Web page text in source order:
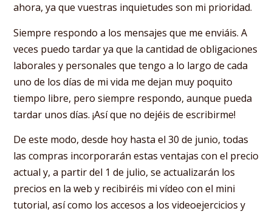
ahora, ya que vuestras inquietudes son mi prioridad.
Siempre respondo a los mensajes que me enviáis. A
veces puedo tardar ya que la cantidad de obligaciones
laborales y personales que tengo a lo largo de cada
uno de los días de mi vida me dejan muy poquito
tiempo libre, pero siempre respondo, aunque pueda
tardar unos días. ¡Así que no dejéis de escribirme!
De este modo, desde hoy hasta el 30 de junio, todas
las compras incorporarán estas ventajas con el precio
actual y, a partir del 1 de julio, se actualizarán los
precios en la web y recibiréis mi vídeo con el mini
tutorial, así como los accesos a los videoejercicios y